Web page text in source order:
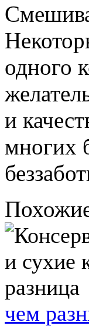
одного
и
многих
чем